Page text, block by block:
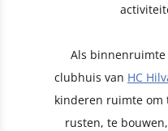
Als
clubhuis van HC
kinderen ruimte om
rusten, te